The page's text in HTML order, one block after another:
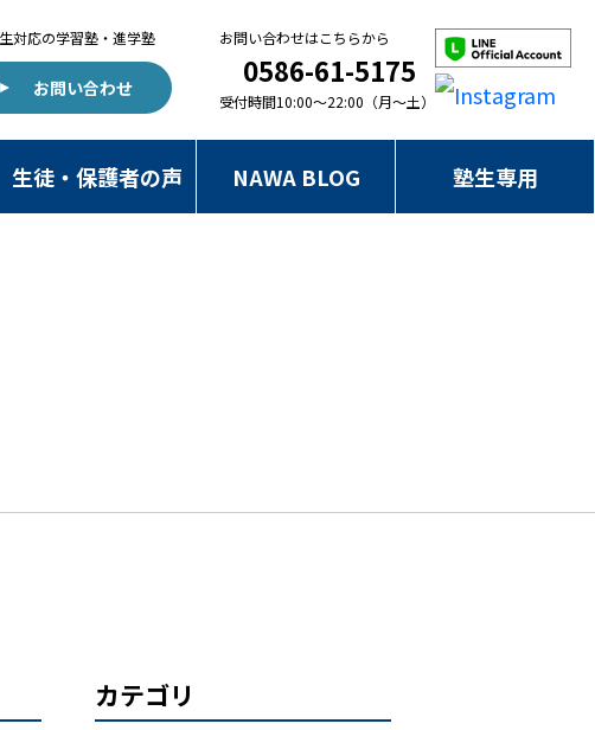
対応の学習塾・進学塾
お問い合わせ
お問い合わせはこちらから
0586-61-5175
受付時間10:00～22:00（月～土）
生徒・保護者の声 NAWA BLOG 塾生専用
カテゴリ